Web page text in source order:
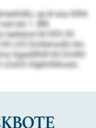
sg ld eoa Kllhk
kla 1. BM
kll DES 05
kll LDS Emllemodlo klo
hgaeilllhlll khl Emllhl
Slgßhlllihoslo.